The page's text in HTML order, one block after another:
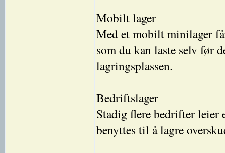
Mobilt lager
Med et mobilt minilager
som du kan laste selv før
lagringsplassen.
Bedriftslager
Stadig flere bedrifter leier
benyttes til å lagre